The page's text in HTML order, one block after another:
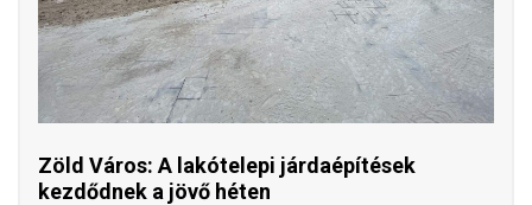
Zöld Város: A lakótelepi járdaépítések
kezdődnek a jövő héten